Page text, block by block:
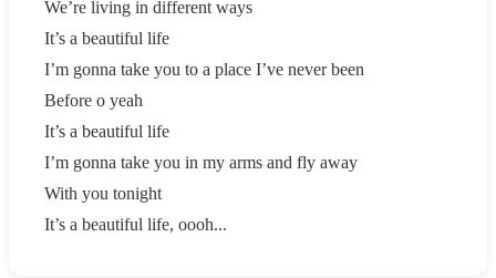
We’re living in different ways
It’s a beautiful life
I’m gonna take you to a place I’ve never been
Before o yeah
It’s a beautiful life
I’m gonna take you in my arms and fly away
With you tonight
It’s a beautiful life, oooh...